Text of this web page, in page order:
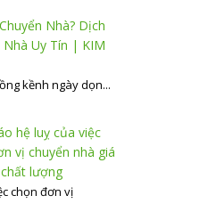
Nhà? Dịch
Nhà Uy Tín | KIM
kềnh ngày dọn...
hệ luỵ của việc
vị chuyển nhà giá
lượng
chọn đơn vị